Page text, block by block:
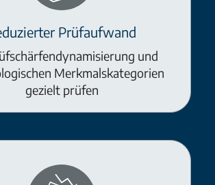
Prüfaufwand
und
Merkmalskategorien
gezielt prüfen